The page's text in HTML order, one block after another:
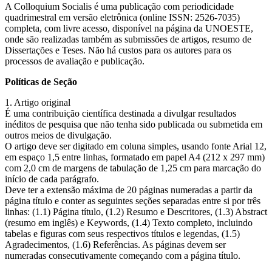
A Colloquium Socialis é uma publicação com periodicidade
quadrimestral em versão eletrônica (online ISSN: 2526-7035)
completa, com livre acesso, disponível na página da UNOESTE,
onde são realizadas também as submissões de artigos, resumo de
Dissertações e Teses. Não há custos para os autores para os
processos de avaliação e publicação.
Políticas de Seção
1. Artigo original
É uma contribuição científica destinada a divulgar resultados
inéditos de pesquisa que não tenha sido publicada ou submetida em
outros meios de divulgação.
O artigo deve ser digitado em coluna simples, usando fonte Arial 12,
em espaço 1,5 entre linhas, formatado em papel A4 (212 x 297 mm)
com 2,0 cm de margens de tabulação de 1,25 cm para marcação do
início de cada parágrafo.
Deve ter a extensão máxima de 20 páginas numeradas a partir da
página título e conter as seguintes seções separadas entre si por três
linhas: (1.1) Página título, (1.2) Resumo e Descritores, (1.3) Abstract
(resumo em inglês) e Keywords, (1.4) Texto completo, incluindo
tabelas e figuras com seus respectivos títulos e legendas, (1.5)
Agradecimentos, (1.6) Referências. As páginas devem ser
numeradas consecutivamente começando com a página título.